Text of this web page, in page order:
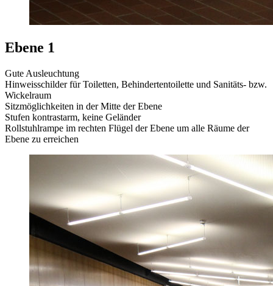
Ebene 1
Gute Ausleuchtung
Hinweisschilder für Toiletten, Behindertentoilette und Sanitäts- bzw.
Wickelraum
Sitzmöglichkeiten in der Mitte der Ebene
Stufen kontrastarm, keine Geländer
Rollstuhlrampe im rechten Flügel der Ebene um alle Räume der
Ebene zu erreichen